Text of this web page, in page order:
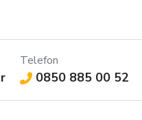
Telefon
0850 885 00 52